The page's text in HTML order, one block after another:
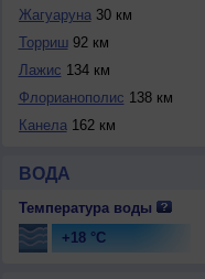
Жагуаруна30 км
Торриш92 км
Лажис 134 км
Флорианополис 138 км
Канела162 км
ВОДА
Температура воды
+18 °C